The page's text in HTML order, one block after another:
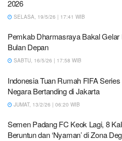
2026
SELASA, 19/5/26 | 17:41 WIB
Pemkab Dharmasraya Bakal Gelar
Bulan Depan
SABTU, 16/5/26 | 17:58 WIB
Indonesia Tuan Rumah FIFA
Negara Bertanding di Jakarta
JUMAT, 13/2/26 | 06:20 WIB
Semen Padang FC Keok Lagi, 8
Beruntun dan ‘Nyaman’ di Zona